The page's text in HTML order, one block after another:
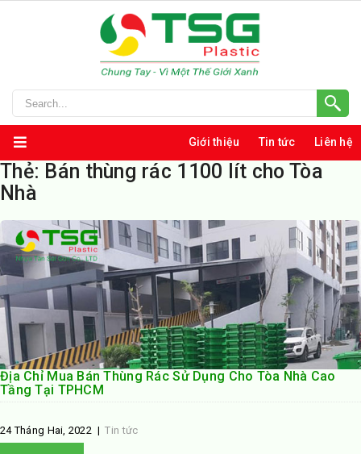
Giới thiệu Tin tức Liên hệ
Thẻ: Bán thùng rác 1100 lít cho Tòa
Nhà
Địa Chỉ Mua Bán Thùng Rác Sử Dụng Cho Tòa Nhà Cao
Tầng Tại TPHCM
24 Tháng Hai, 2022 |Tin tức